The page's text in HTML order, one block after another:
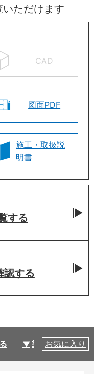
ただけます
CAD
図面PDF
施工・取扱説
明書
する
認する
製品仕様
お気に入り